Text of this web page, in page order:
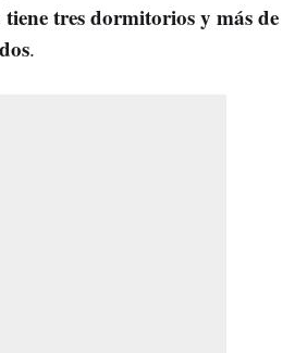
tres dormitorios y más de
.